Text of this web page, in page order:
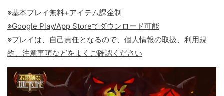
※基本プレイ無料+アイテム課金制
※Google Play/App Storeでダウンロード可能
※プレイは、自己責任となるので、個人情報の取扱、利用規
約、注意事項などをよくご確認ください